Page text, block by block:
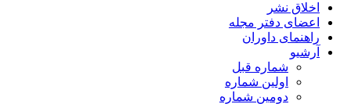
اخلاق نشر
اعضای دفتر مجله
راهنمای داوران
آرشیو
شماره قبل
اولین شماره
دومین شماره